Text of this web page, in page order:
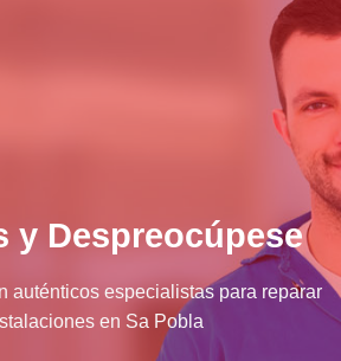
y Despreocúpese
auténticos especialistas para reparar
en Sa Pobla